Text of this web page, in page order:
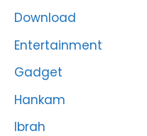
Download
Entertainment
Gadget
Hankam
Ibrah